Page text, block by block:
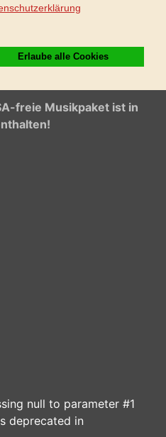
alle Ihre Projekte.
Zahlung.
freie Musikpaket ist in
null to parameter #1
deprecated in